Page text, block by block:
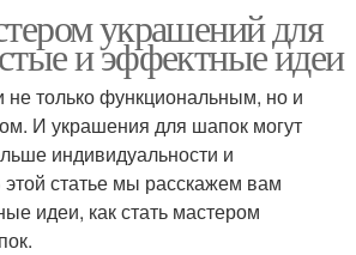
украшений для
и эффектные идеи
только функциональным, но и
И украшения для шапок могут
индивидуальности и
статье мы расскажем вам
идеи, как стать мастером